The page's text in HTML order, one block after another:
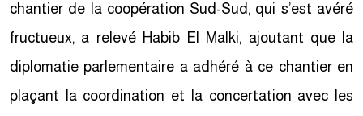
chantier de la coopération Sud-Sud, qui s’est avéré
fructueux, a relevé Habib El Malki, ajoutant que la
diplomatie parlementaire a adhéré à ce chantier en
plaçant la coordination et la concertation avec les